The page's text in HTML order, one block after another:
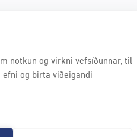
notkun og virkni vefsíðunnar, til
og birta viðeigandi